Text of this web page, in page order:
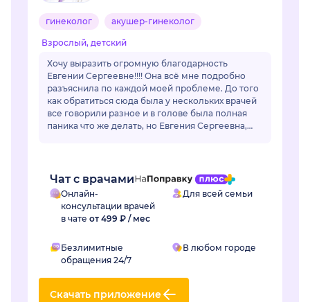
гинеколог акушер-гинеколог
Взрослый, детский
Хочу выразить огромную благодарность
Евгении Сергеевне!!!! Она всё мне подробно
разъяснила по каждой моей проблеме. До того
как обратиться сюда была у нескольких врачей
все говорили разное и в голове была полная
паника что же делать, но Евгения Сергеевна,
Чат с врачами
Онлайн-
консультации врачей
в чате от 499 ₽ / мес
Для всей семьи
Безлимитные
обращения 24/7
В любом городе
Скачать приложение